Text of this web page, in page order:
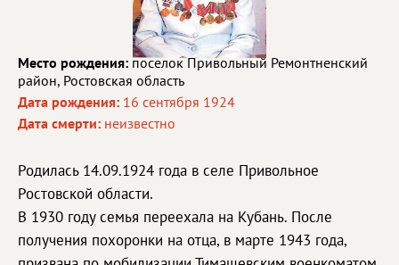
Место рождения: поселок Привольный Ремонтненский
район, Ростовская область
Дата рождения: 16 сентября 1924
Дата смерти: неизвестно
Родилась 14.09.1924 года в селе Привольное
Ростовской области.
В 1930 году семья переехала на Кубань. После
получения похоронки на отца, в марте 1943 года,